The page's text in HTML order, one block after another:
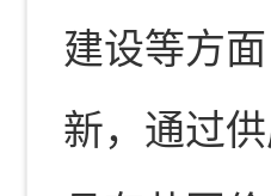
建设等方
新，通过